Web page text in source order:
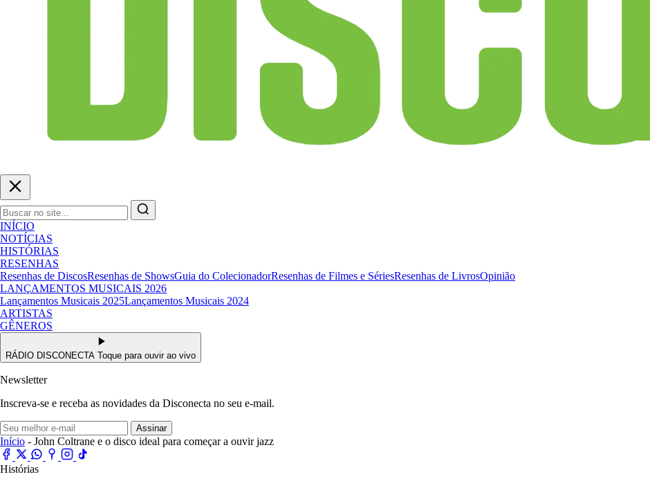
INÍCIO
NOTÍCIAS
HISTÓRIAS
RESENHAS
Resenhas de DiscosResenhas de ShowsGuia do ColecionadorResenhas de Filmes e SériesResenhas de LivrosOpinião
LANÇAMENTOS MUSICAIS 2026
Lançamentos Musicais 2025Lançamentos Musicais 2024
ARTISTAS
GÊNEROS
RÁDIO DISCONECTA Toque para ouvir ao vivo
Newsletter
Inscreva-se e receba as novidades da Disconecta no seu e-mail.
Assinar
Início - John Coltrane e o disco ideal para começar a ouvir jazz
Histórias